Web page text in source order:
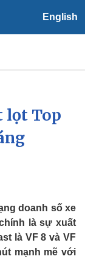
English
tiết
lọt Top
doanh số xe
là sự xuất
là VF 8 và VF
mạnh mẽ với